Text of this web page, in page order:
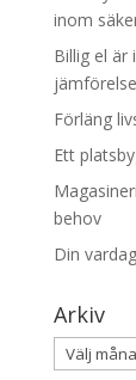
inom
Billig el är
jämförelse
Förläng
Ett
behov
Din
Arkiv
Arkiv